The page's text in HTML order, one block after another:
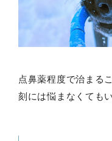
点鼻薬程度で治まる
刻には悩まなくても